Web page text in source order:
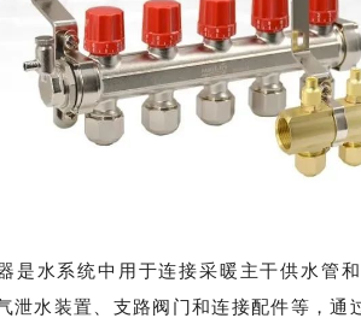
是水系统中用于连接采暖主干供水管
泄水装置、支路阀门和连接配件等，通